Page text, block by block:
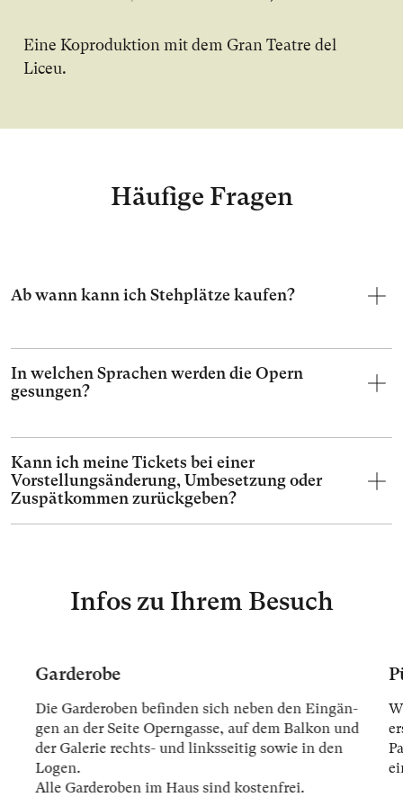
Ei­ne Ko­pro­duk­ti­on mit dem Gran Teatre del
Liceu.
Häufige Fragen
Ab wann kann ich Stehplätze kaufen?
In welchen Sprachen werden die Opern
gesungen?
Kann ich meine Tickets bei einer
Vorstellungsänderung, Umbesetzung oder
Zuspätkommen zurückgeben?
Infos zu Ihrem Besuch
Garderobe
Die Gar­der­oben be­fin­den sich ne­ben den Ein­gän­
gen an der Sei­te Opern­gas­se, auf dem Bal­kon und
der Ga­le­rie rechts- und links­sei­tig so­wie in den
Lo­gen.
Alle Gar­der­oben im Haus sind kos­ten­frei.